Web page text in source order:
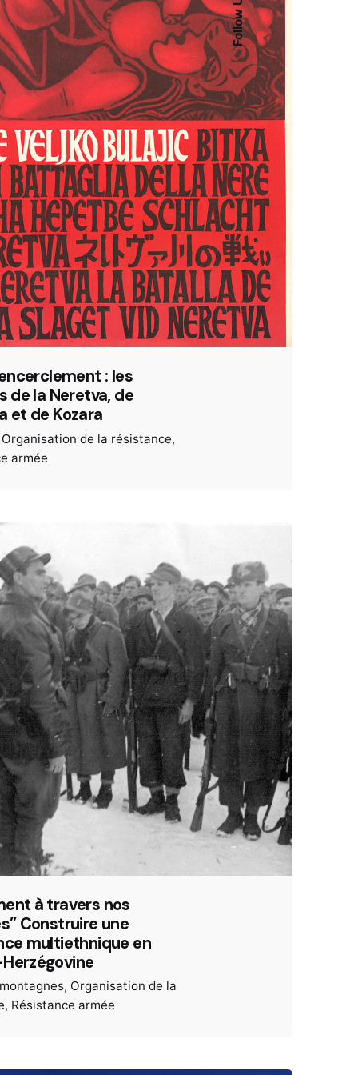
Follow Us
: les
de la Neretva, de
et de Kozara
Organisation de la résistance
armée
à travers nos
Construire une
multiethnique en
Organisation de la
Résistance armée